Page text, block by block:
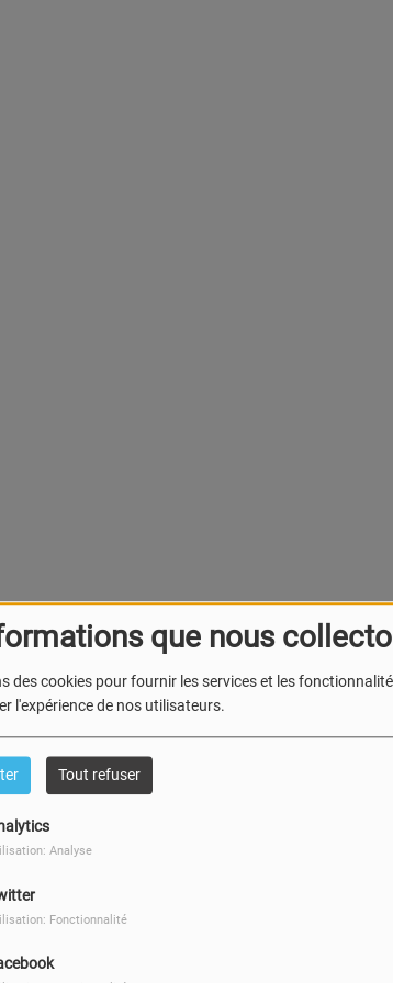
que nous
des cookies pour fournir les services et les
l'expérience de nos utilisateurs.
Tout refuser
Analyse
Fonctionnalité
sont rapidement imposés comme
rock belge, se forgeant une
et leur son inimitable
ou encore Greta Van Fleet.